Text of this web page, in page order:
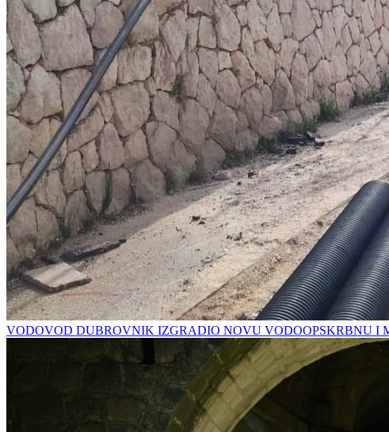
VODOVOD DUBROVNIK IZGRADIO NOVU VODOOPSKRBNU I